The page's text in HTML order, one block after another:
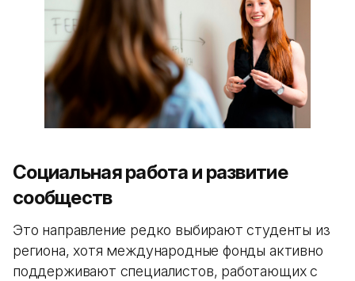
Социальная работа и развитие
сообществ
Это направление редко выбирают студенты из
региона, хотя международные фонды активно
поддерживают специалистов, работающих с